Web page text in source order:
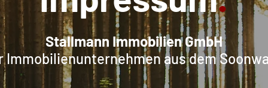
Stallmann Immobilien GmbH
Immobilienunternehmen aus dem